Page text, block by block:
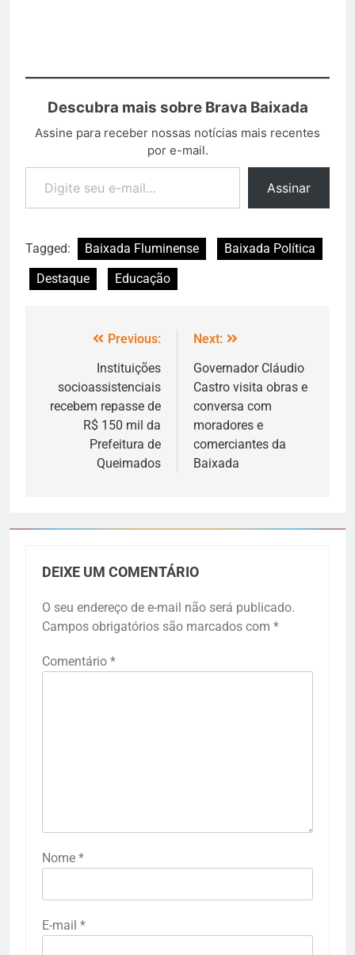
Descubra mais sobre Brava Baixada
Assine para receber nossas notícias mais recentes
por e-mail.
Assinar
Tagged: Baixada Fluminense
Baixada Política
Destaque
Educação
Previous:
Instituições
socioassistenciais
recebem repasse de
R$ 150 mil da
Prefeitura de
Queimados
Next:
Governador Cláudio
Castro visita obras e
conversa com
moradores e
comerciantes da
Baixada
DEIXE UM COMENTÁRIO
O seu endereço de e-mail não será publicado.
Campos obrigatórios são marcados com *
Comentário *
Nome *
E-mail *